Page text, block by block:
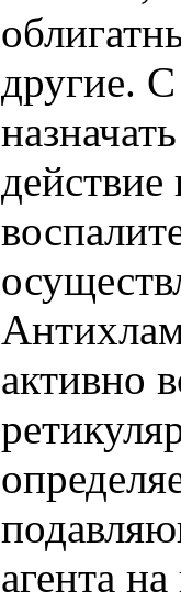
другие.
активно
агента